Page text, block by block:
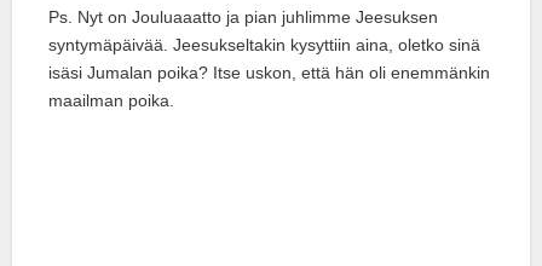
Ps. Nyt on Jouluaaatto ja pian juhlimme Jeesuksen
syntymäpäivää. Jeesukseltakin kysyttiin aina, oletko sinä
isäsi Jumalan poika? Itse uskon, että hän oli enemmänkin
maailman poika.